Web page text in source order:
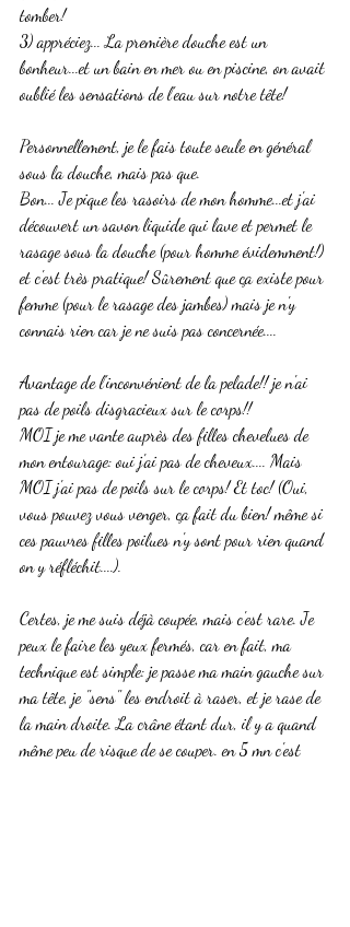
tomber!
3) appréciez... La première douche est un
bonheur...et un bain en mer ou en piscine, on avait
oublié les sensations de l'eau sur notre tête!
Personnellement, je le fais toute seule en général
sous la douche, mais pas que.
Bon... Je pique les rasoirs de mon homme...et j'ai
découvert un savon liquide qui lave et permet le
rasage sous la douche (pour homme évidemment!)
et c'est très pratique! Sûrement que ça existe pour
femme (pour le rasage des jambes) mais je n'y
connais rien car je ne suis pas concernée....
Avantage de l'inconvénient de la pelade!! je n'ai
pas de poils disgracieux sur le corps!!
MOI je me vante auprès des filles chevelues de
mon entourage: oui j'ai pas de cheveux.... Mais
MOI j'ai pas de poils sur le corps! Et toc! (Oui,
vous pouvez vous venger, ça fait du bien! même si
ces pauvres filles poilues n'y sont pour rien quand
on y réfléchit....).
Certes, je me suis déjà coupée, mais c'est rare. Je
peux le faire les yeux fermés, car en fait, ma
technique est simple: je passe ma main gauche sur
ma tête, je "sens" les endroit à raser, et je rase de
la main droite. La crâne étant dur, il y a quand
même peu de risque de se couper. en 5 mn c'est